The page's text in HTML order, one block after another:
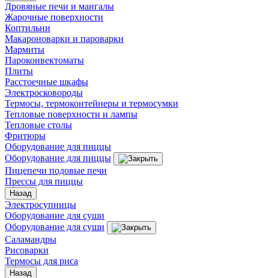
Дровяные печи и мангалы
Жарочные поверхности
Коптильни
Макароноварки и пароварки
Мармиты
Пароконвектоматы
Плиты
Расстоечные шкафы
Электросковороды
Термосы, термоконтейнеры и термосумки
Тепловые поверхности и лампы
Тепловые столы
Фритюры
Оборудование для пиццы
Оборудование для пиццы
Пицепечи подовые печи
Прессы для пиццы
Назад
Электросупницы
Оборудование для суши
Оборудование для суши
Саламандры
Рисоварки
Термосы для риса
Назад